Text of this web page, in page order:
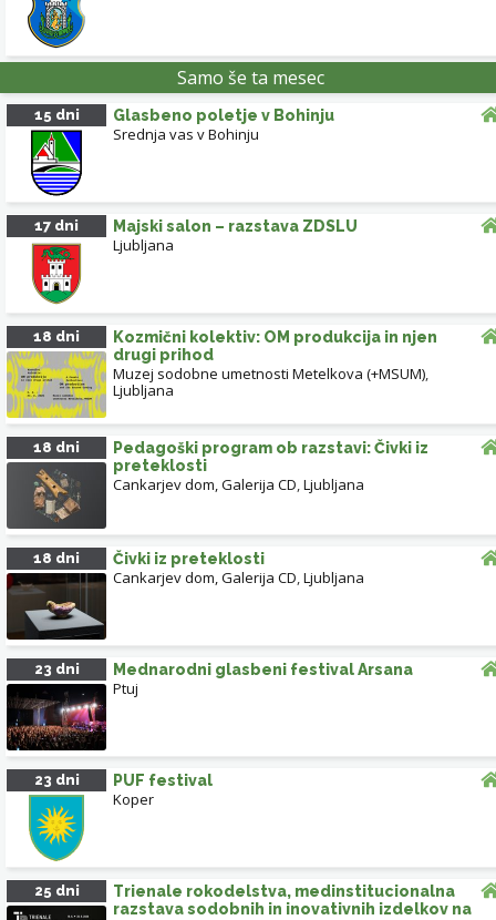
Samo še ta mesec
15 dni Glasbeno poletje v Bohinju
Srednja vas v Bohinju
17 dni Majski salon – razstava ZDSLU
Ljubljana
18 dni
Kozmični kolektiv: OM produkcija in njen
drugi prihod
Muzej sodobne umetnosti Metelkova (+MSUM),
Ljubljana
18 dni
Pedagoški program ob razstavi: Čivki iz
preteklosti
Cankarjev dom, Galerija CD,Ljubljana
18 dni Čivki iz preteklosti
Cankarjev dom, Galerija CD,Ljubljana
23 dni Mednarodni glasbeni festival Arsana
Ptuj
23 dni PUF festival
Koper
25 dni
Trienale rokodelstva, medinstitucionalna
razstava sodobnih in inovativnih izdelkov na